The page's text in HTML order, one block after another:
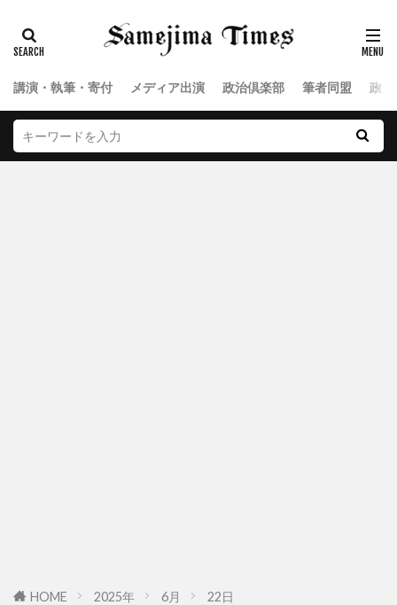
講演・執筆・寄付 メディア出演 政治倶楽部 筆者同盟 政
HOME 2025年 6月 22日